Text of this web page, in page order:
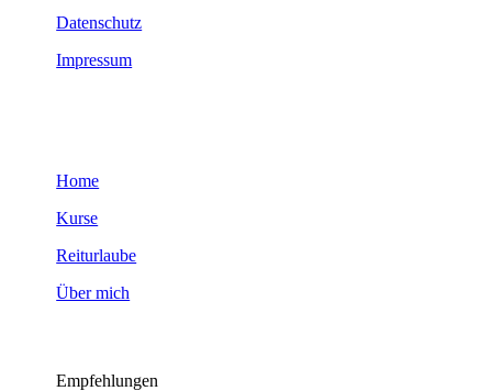
Datenschutz
Impressum
Home
Kurse
Reiturlaube
Über mich
Empfehlungen